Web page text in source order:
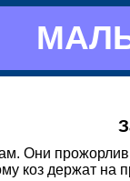
Они
коз держат на